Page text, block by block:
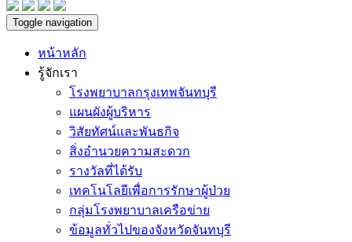
Toggle navigation
หน้าหลัก
รู้จักเรา
โรงพยาบาลกรุงเทพจันทบุรี
แผนผังผู้บริหาร
วิสัยทัศน์และพันธกิจ
สิ่งอำนวยความสะดวก
รางวัลที่ได้รับ
เทคโนโลยีเพื่อการรักษาผู้ป่วย
กลุ่มโรงพยาบาลเครือข่าย
ข้อมูลทั่วไปของจังหวัดจันทบุรี